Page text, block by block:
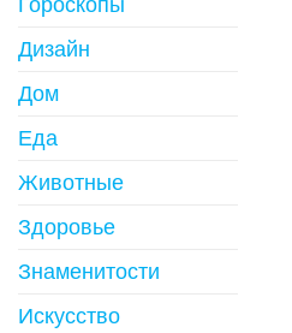
Гороскопы
Дизайн
Дом
Еда
Животные
Здоровье
Знаменитости
Искусство